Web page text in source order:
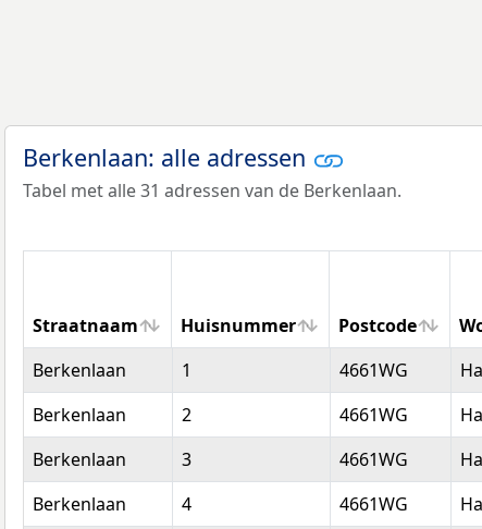
Berkenlaan: alle adressen
Tabel met alle 31 adressen van de Berkenlaan.
Straatnaam Huisnummer Postcode
Straatnaam
Huisnummer Postcode
Berkenlaan 1 4661WG
Berkenlaan
2 4661WG
Berkenlaan
3 4661WG
Berkenlaan
4 4661WG